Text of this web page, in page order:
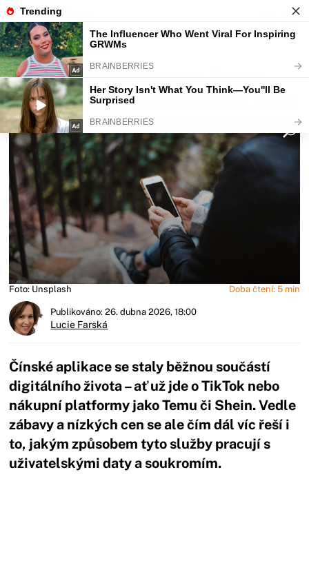
Fajntip.cz Magazín
V mobilu ji mají statisíce Čechů.
Šmíruje, krade data a předává je dál
Foto: Unsplash Doba čtení: 5 min
Publikováno: 26. dubna 2026, 18:00
Lucie Farská
Čínské aplikace se staly běžnou součástí
digitálního života – ať už jde o TikTok nebo
nákupní platformy jako Temu či Shein. Vedle
zábavy a nízkých cen se ale čím dál víc řeší i
to, jakým způsobem tyto služby pracují s
uživatelskými daty a soukromím.